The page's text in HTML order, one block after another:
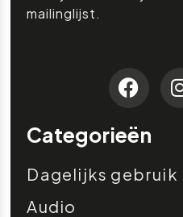
mailinglijst.
Categorieën
Dagelijks gebruik
Audio